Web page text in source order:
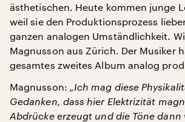
ästhetischen. Heute kommen junge
weil sie den Produktionsprozess
ganzen analogen Umständlichkeit.
Magnusson aus Zürich. Der Musiker
gesamtes zweites Album analog
Magnusson: „Ich mag diese
Gedanken, dass hier Elektrizität
Abdrücke erzeugt und die Töne dann